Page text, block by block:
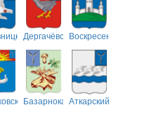
ДергачёвскийВоскресенский
Базарнокарабулакский
Аткарский